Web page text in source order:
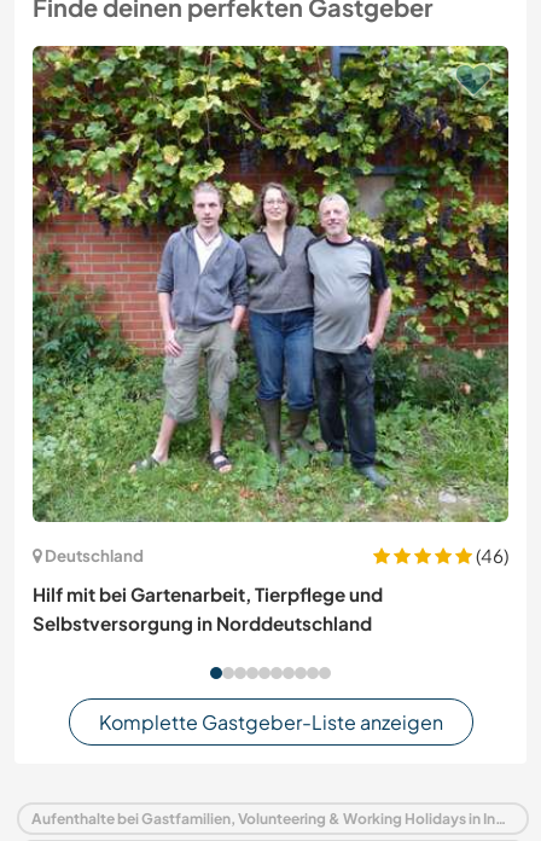
Finde deinen perfekten Gastgeber
Deutschland
(46)
Hilf mit bei Gartenarbeit, Tierpflege und
Selbstversorgung in Norddeutschland
Komplette Gastgeber-Liste anzeigen
Aufenthalte bei Gastfamilien, Volunteering & Working Holidays in Indonesien